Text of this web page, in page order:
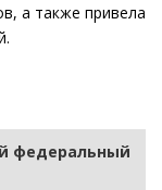
а также привела
федеральный